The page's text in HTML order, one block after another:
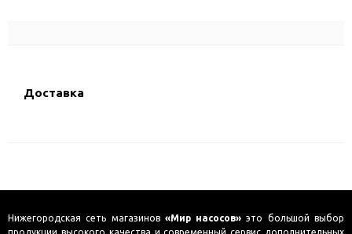
Доставка
Нижегородская сеть магазинов «Мир насосов» это большой выбор